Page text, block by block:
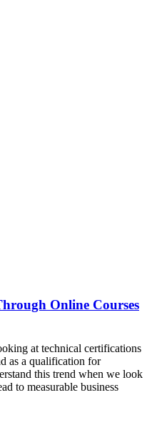
Online Courses
at technical certifications
as a qualification for
this trend when we look
to measurable business